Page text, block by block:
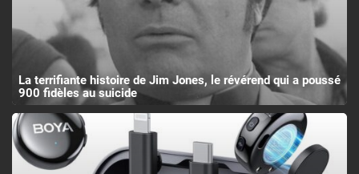
La terrifiante histoire de Jim Jones, le révérend qui a poussé
900 fidèles au suicide